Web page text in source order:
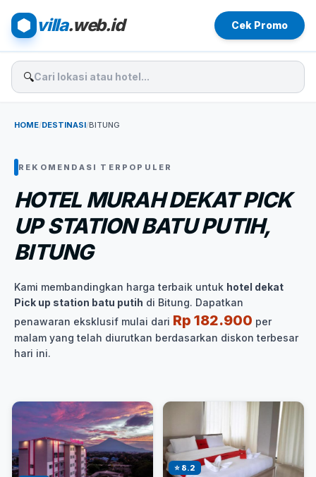
villa.web.id Cek Promo
🔍
HOME/DESTINASI/BITUNG
REKOMENDASI TERPOPULER
HOTEL MURAH DEKAT PICK
UP STATION BATU PUTIH,
BITUNG
Kami membandingkan harga terbaik untuk hotel dekat
Pick up station batu putih di Bitung. Dapatkan
penawaran eksklusif mulai dari Rp 182.900 per
malam yang telah diurutkan berdasarkan diskon terbesar
hari ini.
⭐ 8.2